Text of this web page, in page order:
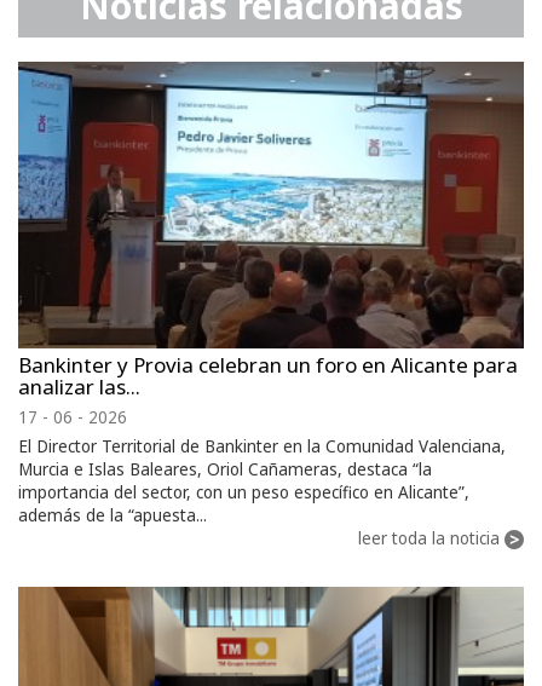
Bankinter y Provia celebran un foro en Alicante para
analizar las...
17 - 06 - 2026
El Director Territorial de Bankinter en la Comunidad Valenciana,
Murcia e Islas Baleares, Oriol Cañameras, destaca “la
importancia del sector, con un peso específico en Alicante”,
además de la “apuesta...
leer toda la noticia